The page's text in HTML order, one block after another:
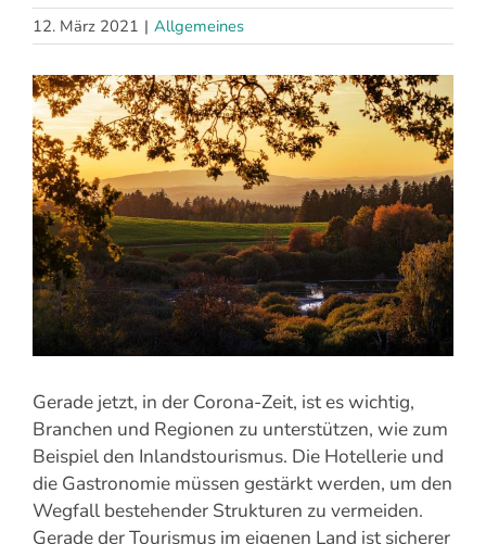
12. März 2021 | Allgemeines
Zeige
grösseres
Bild
Gerade jetzt, in der Corona-Zeit, ist es wichtig,
Branchen und Regionen zu unterstützen, wie zum
Beispiel den Inlandstourismus. Die Hotellerie und
die Gastronomie müssen gestärkt werden, um den
Wegfall bestehender Strukturen zu vermeiden.
Gerade der Tourismus im eigenen Land ist sicherer